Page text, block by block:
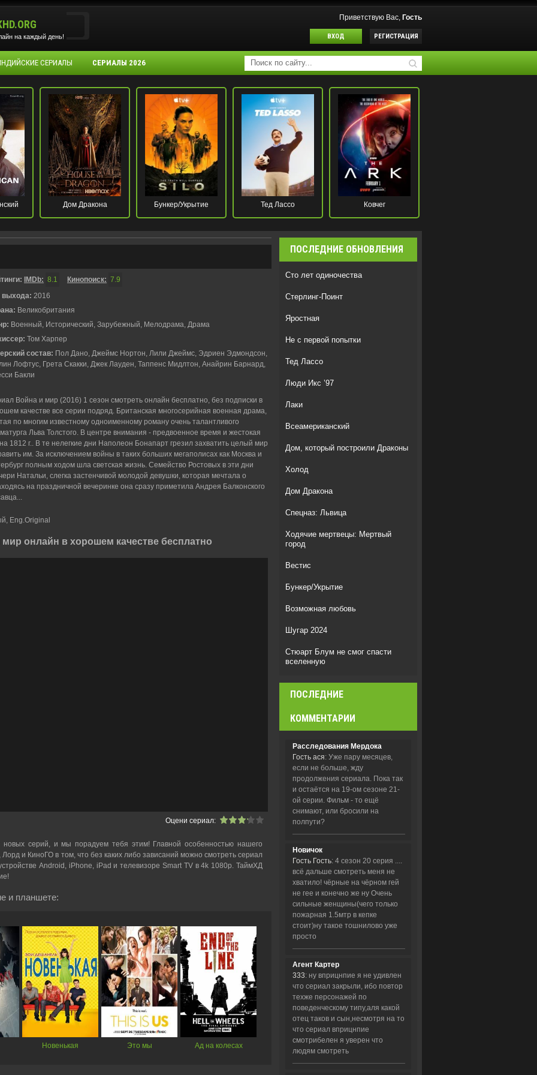
на каждый день!
Приветствую Вас, Гость
ВХОД РЕГИСТРАЦИЯ
СЕРИАЛЫ СЕРИАЛЫ 2026
Дом Дракона Бункер/Укрытие Тед Лассо Ковчег
IMDb: 8.1 Кинопоиск: 7.9
выхода: 2016
Великобритания
Военный, Исторический, Зарубежный, Мелодрама, Драма
Том Харпер
состав: Пол Дано, Джеймс Нортон, Лили Джеймс, Эдриен Эдмондсон,
Лофтус, Грета Скакки, Джек Лауден, Таппенс Мидлтон, Анайрин Барнард,
Бакли
Война и мир (2016) 1 сезон смотреть онлайн бесплатно, без подписки в
качестве все серии подряд. Британская многосерийная военная драма,
по многим известному одноименному роману очень талантливого
Льва Толстого. В центре внимания - предвоенное время и жестокая
1812 г.. В те нелегкие дни Наполеон Бонапарт грезил захватить целый мир
им. За исключением войны в таких больших мегаполисах как Москва и
полным ходом шла светская жизнь. Семейство Ростовых в эти дни
Натальи, слегка застенчивой молодой девушки, которая мечтала о
на праздничной вечеринке она сразу приметила Андрея Балконского
Eng.Original
онлайн в хорошем качестве бесплатно
Оцени сериал:
новых серий, и мы порадуем тебя этим! Главной особенностью нашего
Лорд и КиноГО в том, что без каких либо зависаний можно смотреть cериал
Android, iPhone, iPad и телевизоре Smart TV в 4k 1080p. ТаймХД
и планшете:
Новенькая Это мы Ад на колесах
ПОСЛЕДНИЕ ОБНОВЛЕНИЯ
Сто лет одиночества
Стерлинг-Поинт
Яростная
Не с первой попытки
Тед Лассо
Люди Икс ’97
Лаки
Всеамериканский
Дом, который построили Драконы
Холод
Дом Дракона
Спецназ: Львица
Ходячие мертвецы: Мертвый
город
Вестис
Бункер/Укрытие
Возможная любовь
Шугар 2024
Стюарт Блум не смог спасти
вселенную
Мыс страха
ПОСЛЕДНИЕ
КОММЕНТАРИИ
Расследования Мердока
Гость ася: Уже пару месяцев,
если не больше, жду
продолжения сериала. Пока так
и остаётся на 19-ом сезоне 21-
ой серии. Фильм - то ещё
снимают, или бросили на
полпути?
Новичок
Гость Гость: 4 сезон 20 серия ....
всё дальше смотреть меня не
хватило! чёрные на чёрном гей
не гее и конечно же ну Очень
сильные женщины(чего только
пожарная 1.5мтр в кепке
стоит)ну такое тошнилово уже
просто
Агент Картер
333: ну вприцнпие я не удивлен
что сериал закрыли, ибо повтор
техже персонажей по
поведенческому типу,аля какой
отец таков и сын,несмотря на то
что сериал вприцнпие
смотрибелен я уверен что
людям смотреть